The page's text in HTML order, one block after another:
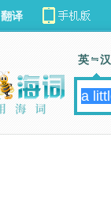
翻译
英 汉